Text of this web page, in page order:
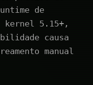
de
kernel 5.15+,
causa
manual